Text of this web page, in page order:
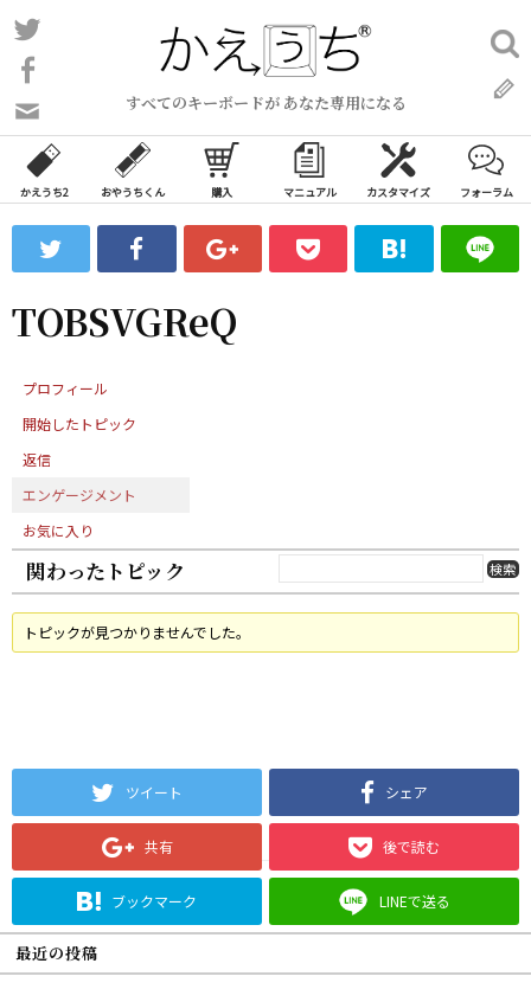
コ
ン
ン
ツ
ス
ッ
プ
すべてのキーボードが あなた専用になる
い
合
わ
フ
ォ
ム
検
索:
かえうち2 おやうちくん 購入 マニュアル カスタマイズ フォーラム
TOBSVGReQ
プロフィール
開始したトピック
返信
エンゲージメント
お気に入り
関わったトピック
トピックが見つかりませんでした。
ツイート シェア
共有 後で読む
ブックマーク LINEで送る
最近の投稿